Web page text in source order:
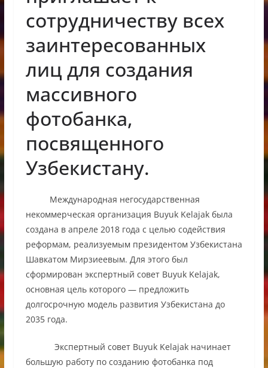
сотрудничеству всех
заинтересованных
лиц для создания
массивного
фотобанка,
посвященного
Узбекистану.
Международная негосударственная
некоммерческая организация Buyuk Kelajak была
создана в апреле 2018 года с целью содействия
реформам, реализуемым президентом Узбекистана
Шавкатом Мирзиеевым. Для этого был
сформирован экспертный совет Buyuk Kelajak,
основная цель которого — предложить
долгосрочную модель развития Узбекистана до
2035 года.
Экспертный совет Buyuk Kelajak начинает
большую работу по созданию фотобанка под